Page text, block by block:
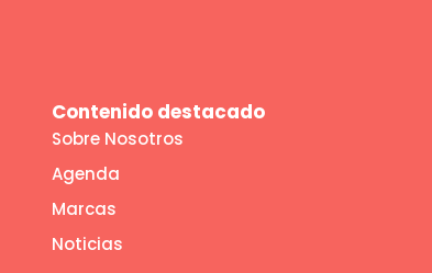
Contenido destacado
Sobre Nosotros
Agenda
Marcas
Noticias